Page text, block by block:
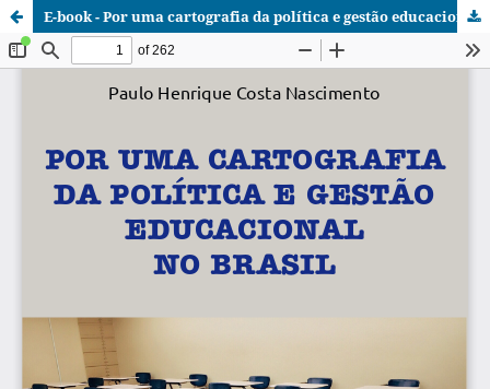
E-book - Por uma cartografia da política e gestão educacional no Brasil.pdf